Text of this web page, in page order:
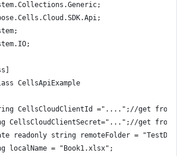
CellsApiExample
CellsCloudClientId ="....";//get
CellsCloudClientSecret="...";//get
readonly string remoteFolder =
localName = "Book1.xlsx";